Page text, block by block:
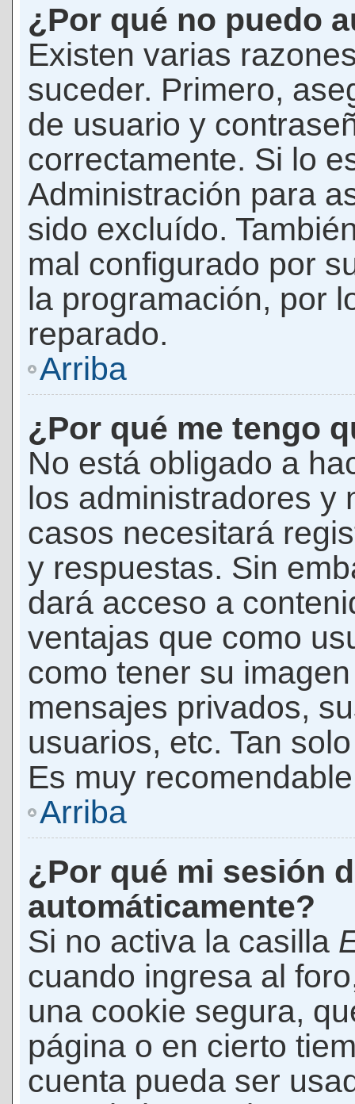
¿Por qué no puedo
Existen varias
suceder. Primero,
de usuario y
correctamente. Si lo
Administración para
sido excluído.
mal configurado por
la programación, por
reparado.
Arriba
¿Por qué me tengo
No está obligado a
los administradores y
casos necesitará
y respuestas. Sin
dará acceso a
ventajas que como
como tener su
mensajes privados,
usuarios, etc. Tan
Es muy
Arriba
¿Por qué mi sesión
automáticamente?
Si no activa la casilla
cuando ingresa al
una cookie segura,
página o en cierto
cuenta pueda ser